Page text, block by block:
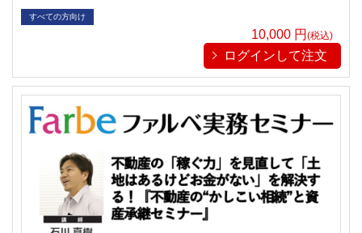
すべての方向け
10,000 円(税込)
ログインして注文